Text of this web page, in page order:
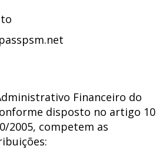
Financeiro do
disposto no artigo 10
2005, competem as